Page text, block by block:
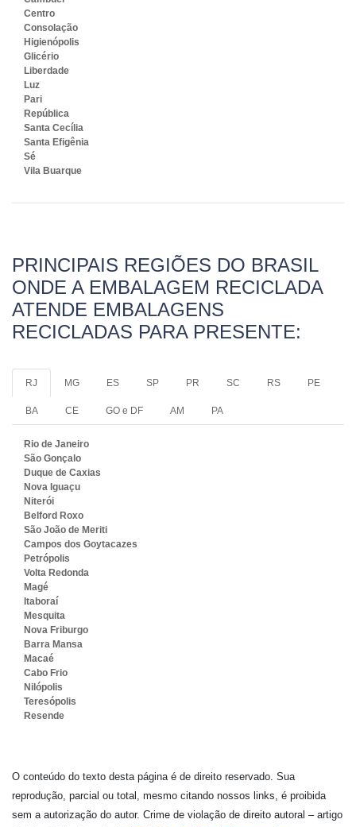
Centro
Consolação
Higienópolis
Glicério
Liberdade
Luz
Pari
República
Santa Cecília
Santa Efigênia
Sé
Vila Buarque
PRINCIPAIS REGIÕES DO BRASIL
ONDE A EMBALAGEM RECICLADA
ATENDE EMBALAGENS
RECICLADAS PARA PRESENTE:
RJ MG ES SP PR SC RS PE
BA CE GO e DF AM PA
Rio de Janeiro
São Gonçalo
Duque de Caxias
Nova Iguaçu
Niterói
Belford Roxo
São João de Meriti
Campos dos Goytacazes
Petrópolis
Volta Redonda
Magé
Itaboraí
Mesquita
Nova Friburgo
Barra Mansa
Macaé
Cabo Frio
Nilópolis
Teresópolis
Resende
O conteúdo do texto desta página é de direito reservado. Sua
reprodução, parcial ou total, mesmo citando nossos links, é proibida
sem a autorização do autor. Crime de violação de direito autoral – artigo